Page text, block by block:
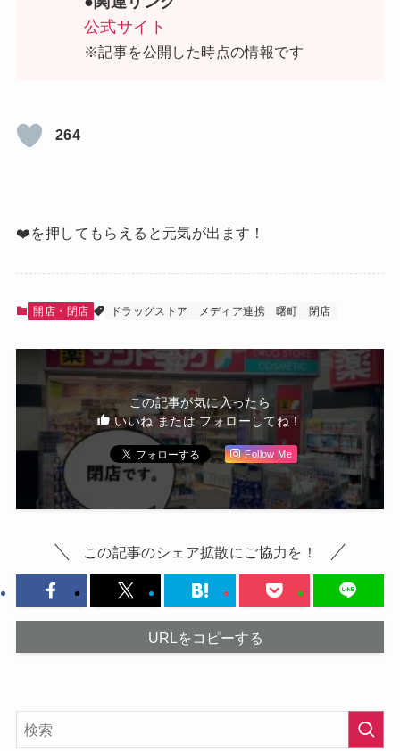
公式サイト
※記事を公開した時点の情報です
264
❤️を押してもらえると元気が出ます！
開店・閉店 ドラッグストア メディア連携 曙町 閉店
この記事が気に入ったら
いいね または フォローしてね！
Follow Me
この記事のシェア拡散にご協力を！
URLをコピーする